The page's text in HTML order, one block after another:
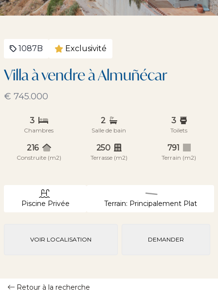
1087B Exclusivité
Villa à vendre à Almuñécar
€ 745.000
3
Chambres
2
Salle de bain
3
Toilets
216
Construite (m2)
250
Terrasse (m2)
791
Terrain (m2)
Piscine Privée Terrain: Principalement Plat
VOIR LOCALISATION DEMANDER
Retour à la recherche